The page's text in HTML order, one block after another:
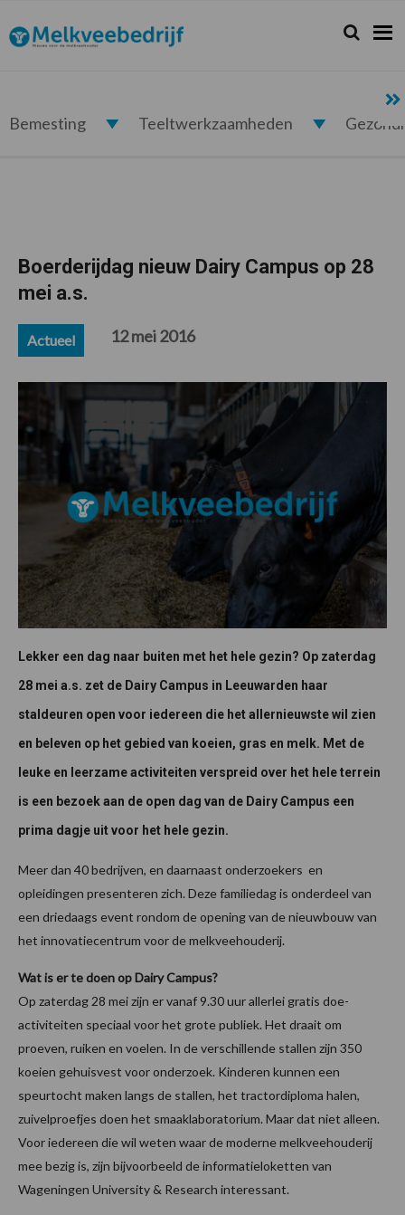
de
hoofdnavigatie
de
hoofd
de
eerste
de
voettekst
Melkveebedrijf.nl Zoeken...
Zoek
Bemesting Teeltwerkzaamheden
Boerderijdag nieuw Dairy Campus op 28
mei a.s.
Actueel 12 mei 2016
Lekker een dag naar buiten met het hele gezin? Op zaterdag
28 mei a.s. zet de Dairy Campus in Leeuwarden haar
staldeuren open voor iedereen die het allernieuwste wil zien
en beleven op het gebied van koeien, gras en melk. Met de
leuke en leerzame activiteiten verspreid over het hele terrein
is een bezoek aan de open dag van de Dairy Campus een
prima dagje uit voor het hele gezin.
Meer dan 40 bedrijven, en daarnaast onderzoekers en
opleidingen presenteren zich. Deze familiedag is onderdeel van
een driedaags event rondom de opening van de nieuwbouw van
het innovatiecentrum voor de melkveehouderij.
Wat is er te doen op Dairy Campus?
Op zaterdag 28 mei zijn er vanaf 9.30 uur allerlei gratis doe-
activiteiten speciaal voor het grote publiek. Het draait om
proeven, ruiken en voelen. In de verschillende stallen zijn 350
koeien gehuisvest voor onderzoek. Kinderen kunnen een
speurtocht maken langs de stallen, het tractordiploma halen,
zuivelproefjes doen het smaaklaboratorium. Maar dat niet alleen.
Voor iedereen die wil weten waar de moderne melkveehouderij
mee bezig is, zijn bijvoorbeeld de informatieloketten van
Wageningen University & Research interessant.